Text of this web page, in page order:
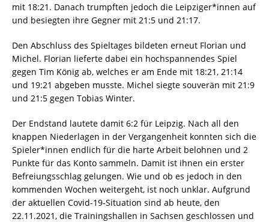
mit 18:21. Danach trumpften jedoch die Leipziger*innen auf
und besiegten ihre Gegner mit 21:5 und 21:17.
Den Abschluss des Spieltages bildeten erneut Florian und
Michel. Florian lieferte dabei ein hochspannendes Spiel
gegen Tim König ab, welches er am Ende mit 18:21, 21:14
und 19:21 abgeben musste. Michel siegte souverän mit 21:9
und 21:5 gegen Tobias Winter.
Der Endstand lautete damit 6:2 für Leipzig. Nach all den
knappen Niederlagen in der Vergangenheit konnten sich die
Spieler*innen endlich für die harte Arbeit belohnen und 2
Punkte für das Konto sammeln. Damit ist ihnen ein erster
Befreiungsschlag gelungen. Wie und ob es jedoch in den
kommenden Wochen weitergeht, ist noch unklar. Aufgrund
der aktuellen Covid-19-Situation sind ab heute, den
22.11.2021, die Trainingshallen in Sachsen geschlossen und